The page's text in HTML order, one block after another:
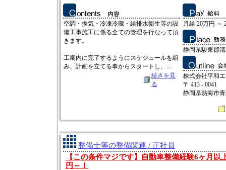
空調・換気・冷凍冷蔵・給排水衛生等の設
備工事施工に係る全ての管理を行なって頂
きます。
工期内に完了するようにスケジュールを組
み、計画を立てる事からスタートし、...
続きを見
る
月給 20万円 ～
静岡県駿東郡
株式会社平和
〒 413 - 0041
静岡県熱海市
整備士等の整備関連 / 正社員
【この条件マジです】自動車整備経験6ヶ月以
円～！